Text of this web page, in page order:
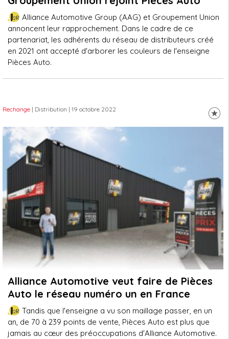
Alliance Automotive Group (AAG) et Groupement Union
annoncent leur rapprochement. Dans le cadre de ce
partenariat, les adhérents du réseau de distributeurs créé
en 2021 ont accepté d'arborer les couleurs de l'enseigne
Pièces Auto.
Rechange | Distribution | 19 octobre 2022
Alliance Automotive veut faire de Pièces
Auto le réseau numéro un en France
Tandis que l'enseigne a vu son maillage passer, en un
an, de 70 à 239 points de vente, Pièces Auto est plus que
jamais au cœur des préoccupations d'Alliance Automotive.